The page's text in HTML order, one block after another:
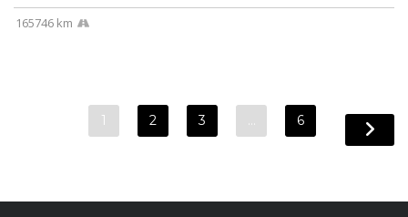
165746 km
1 2 3 … 6